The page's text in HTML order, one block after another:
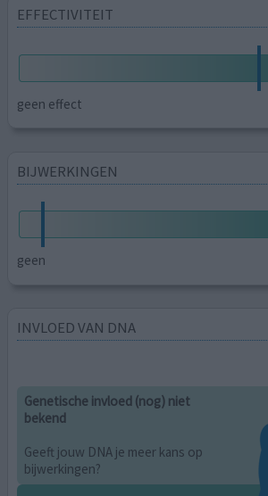
EFFECTIVITEIT
geen effect
BIJWERKINGEN
geen
INVLOED VAN DNA
Genetische invloed (nog) niet
bekend
Geeft jouw DNA je meer kans op
bijwerkingen?